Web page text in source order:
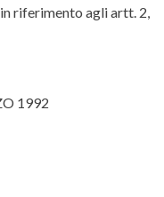
riferimento agli artt. 2,
1992